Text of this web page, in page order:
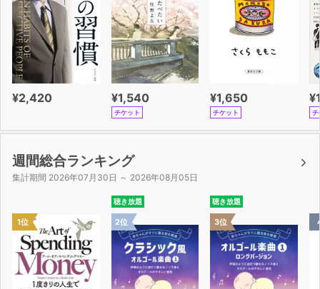
¥2,420 ¥1,540
チケット
¥1,650
チケット チ
週間総合ランキング
集計期間 2026年07月30日 ～ 2026年08月05日
1位
聴き放題
2位
聴き放題
3位